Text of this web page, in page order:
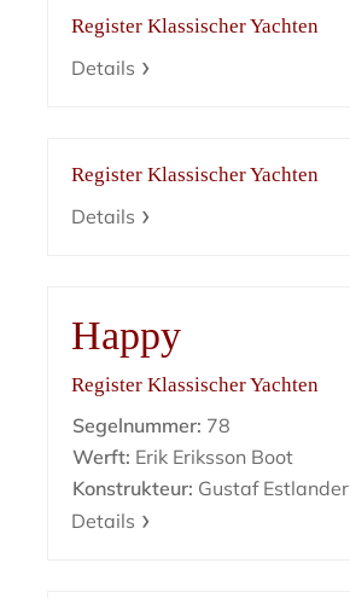
Register Klassischer Yachten
Details
Register Klassischer Yachten
Details
Happy
Register Klassischer Yachten
Segelnummer: 78
Werft: Erik Eriksson Boot
Konstrukteur: Gustaf Estlander
Details